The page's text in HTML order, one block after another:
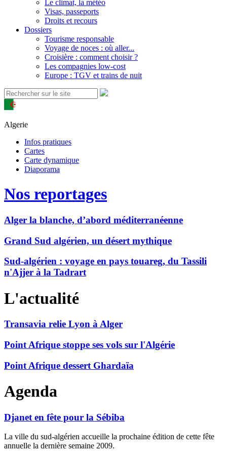
Le climat, la météo
Visas, passeports
Droits et recours
Dossiers
Tourisme responsable
Voyage de noces : où aller...
Croisière : comment choisir ?
Les compagnies low-cost
Europe : TGV et trains de nuit
Algerie
Infos pratiques
Cartes
Carte dynamique
Diaporama
Nos reportages
Alger la blanche, d’abord méditerranéenne
Grand Sud algérien, un désert mythique
Sud-algérien : voyage en pays touareg, du Tassili
n'Ajjer à la Tadrart
L'actualité
Transavia relie Lyon à Alger
Point Afrique stoppe ses vols sur l'Algérie
Point Afrique dessert Ghardaïa
Agenda
Djanet en fête pour la Sébiba
La ville du sud-algérien accueille la prochaine édition de cette fête
annuelle la dernière semaine 2009.